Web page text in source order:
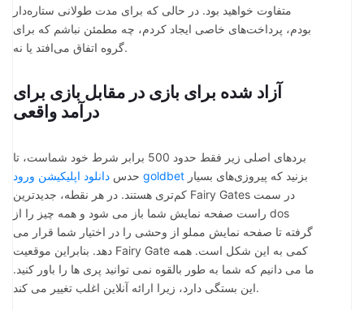
متفاوت خواهید بود. در حالی که برای مدت طولانی ستاره‌دار
بودم، پرداخت‌های خاصی ایجاد کردم، چه مطمئن نباشم که برای
گروه اتفاق می‌افتد یا نه.
آزاد شده برای بازی در مقابل بازی برای
درآمد واقعی
بردهای اصلی زیر فقط حدود 500 برابر شرط خود شماست، تا
حدس دانلود اپلیکیشن ورود goldbet
کم‌تری هستند. در هر نقطه، جدیدترین Fairy Gates در سمت
راست صفحه نمایش شما باز می شود و همه چیز را از dos
گرفته تا صفحه نمایش مملو از وحشی را در اختیار شما قرار می
دهد. بنابراین موقعیت Fairy Gate کمی به این شکل است. همه
ما می دانیم که شما به طور بالقوه نمی توانید پری ها را باور کنید.
این بستگی دارد، زیرا ارائه آنلاین اغلب تغییر می کند.